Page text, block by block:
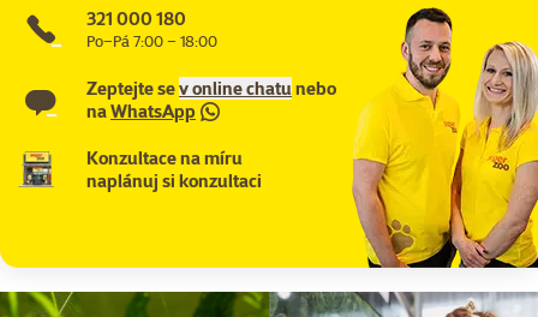
321 000 180
Po–Pá 7:00 – 18:00
Zeptejte sev online chatunebo
naWhatsApp
Konzultace na míru
naplánuj si konzultaci